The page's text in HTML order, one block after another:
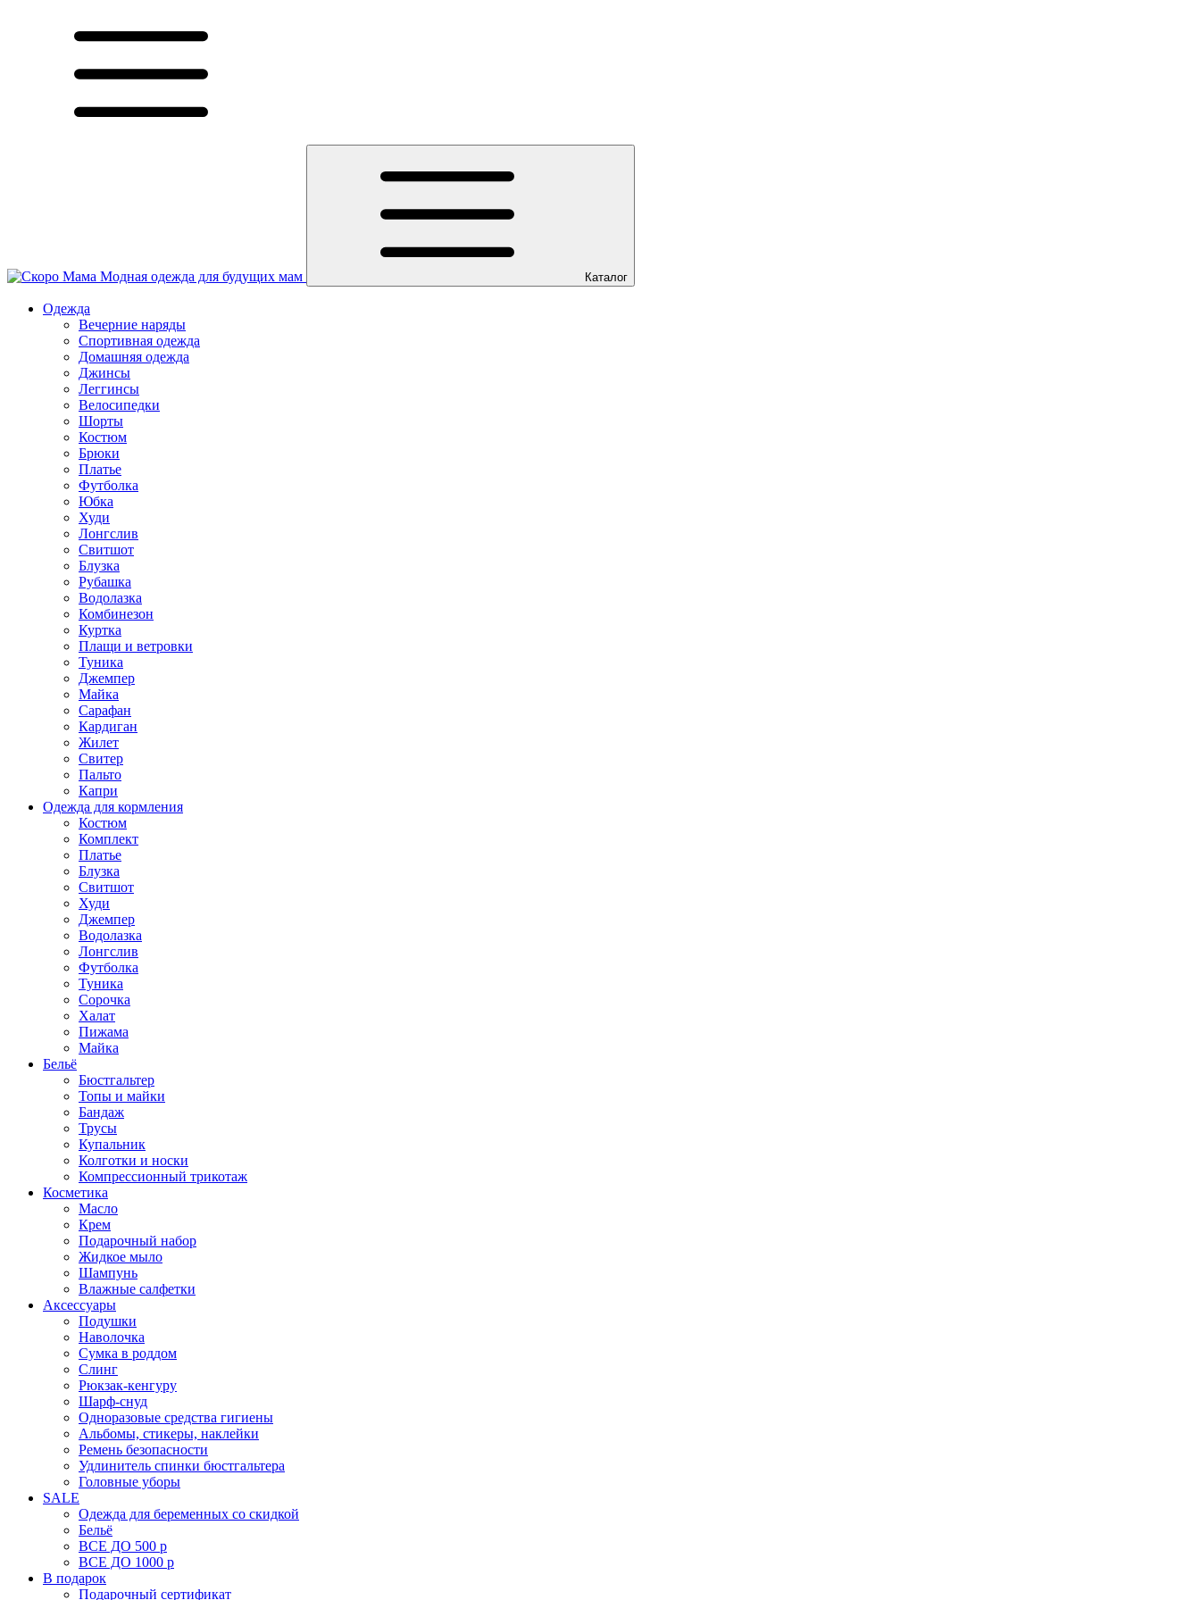
Модная одежда для будущих мам Каталог
Одежда
Вечерние наряды
Спортивная одежда
Домашняя одежда
Джинсы
Леггинсы
Велосипедки
Шорты
Костюм
Брюки
Платье
Футболка
Юбка
Худи
Лонгслив
Свитшот
Блузка
Рубашка
Водолазка
Комбинезон
Куртка
Плащи и ветровки
Туника
Джемпер
Майка
Сарафан
Кардиган
Жилет
Свитер
Пальто
Капри
Одежда для кормления
Костюм
Комплект
Платье
Блузка
Свитшот
Худи
Джемпер
Водолазка
Лонгслив
Футболка
Туника
Сорочка
Халат
Пижама
Майка
Бельё
Бюстгальтер
Топы и майки
Бандаж
Трусы
Купальник
Колготки и носки
Компрессионный трикотаж
Косметика
Масло
Крем
Подарочный набор
Жидкое мыло
Шампунь
Влажные салфетки
Аксессуары
Подушки
Наволочка
Сумка в роддом
Cлинг
Рюкзак-кенгуру
Шарф-снуд
Одноразовые средства гигиены
Альбомы, стикеры, наклейки
Ремень безопасности
Удлинитель спинки бюстгальтера
Головные уборы
SALE
Одежда для беременных со скидкой
Бельё
ВСЕ ДО 500 р
ВСЕ ДО 1000 р
В подарок
Подарочный сертификат